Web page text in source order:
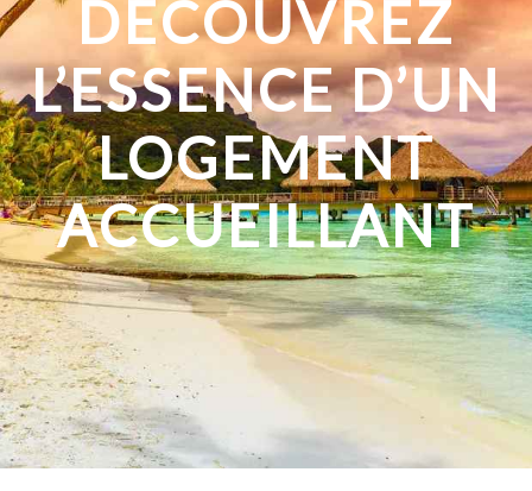
DÉCOUVREZ
L’ESSENCE D’UN
LOGEMENT
ACCUEILLANT